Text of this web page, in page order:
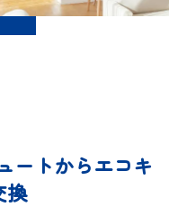
トからエコキ
換